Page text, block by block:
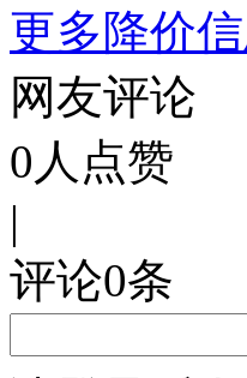
更多降价
网友评论
0 人点赞
|
评论0条